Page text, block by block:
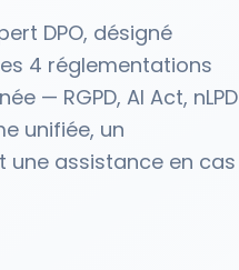
DPO, désigné
4 réglementations
— RGPD, AI Act, nLPD
unifiée, un
assistance en cas